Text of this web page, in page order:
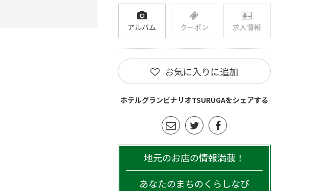
アルバム クーポン 求人情報
お気に入りに追加
ホテルグランビナリオTSURUGAをシェアする
地元のお店の情報満載！
あなたのまちのくらしなび